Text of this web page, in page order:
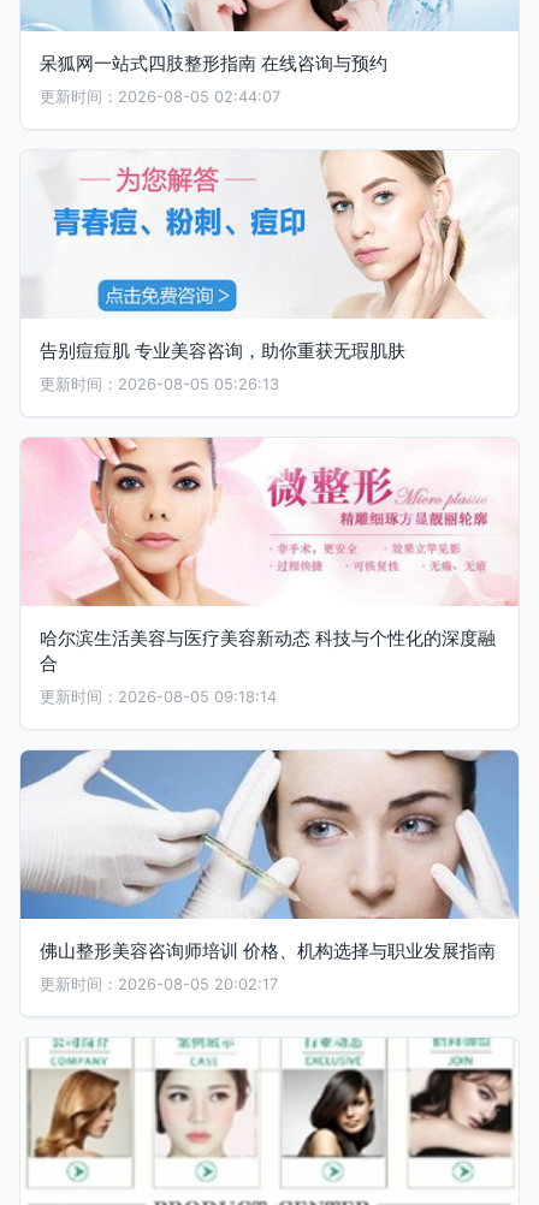
呆狐网一站式四肢整形指南 在线咨询与预约
更新时间：2026-08-05 02:44:07
告别痘痘肌 专业美容咨询，助你重获无瑕肌肤
更新时间：2026-08-05 05:26:13
哈尔滨生活美容与医疗美容新动态 科技与个性化的深度融
合
更新时间：2026-08-05 09:18:14
佛山整形美容咨询师培训 价格、机构选择与职业发展指南
更新时间：2026-08-05 20:02:17